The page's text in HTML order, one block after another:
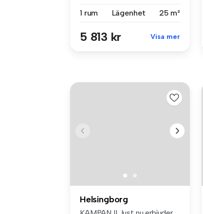
1 rum Lägenhet 25 m²
5 813 kr Visa mer
Helsingborg